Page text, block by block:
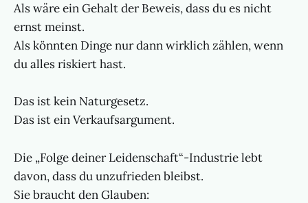
Als wäre ein Gehalt der Beweis, dass du es nicht
ernst meinst.
Als könnten Dinge nur dann wirklich zählen, wenn
du alles riskiert hast.
Das ist kein Naturgesetz.
Das ist ein Verkaufsargument.
Die „Folge deiner Leidenschaft“-Industrie lebt
davon, dass du unzufrieden bleibst.
Sie braucht den Glauben: